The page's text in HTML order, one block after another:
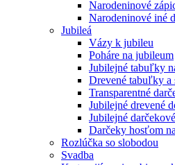
Narodeninové
Narodeninové iné
Jubileá
Vázy k jubileu
Poháre na jubileum
Jubilejné tabuľky
Drevené tabuľky a
Transparentné
Jubilejné drevené
Jubilejné
Darčeky hosťom
Rozlúčka so slobodou
Svadba